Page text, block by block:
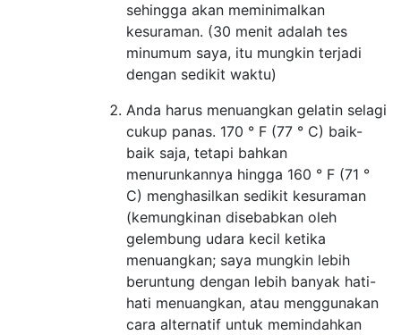
sehingga akan meminimalkan
kesuraman. (30 menit adalah tes
minumum saya, itu mungkin terjadi
dengan sedikit waktu)
Anda harus menuangkan gelatin selagi
cukup panas. 170 ° F (77 ° C) baik-
baik saja, tetapi bahkan
menurunkannya hingga 160 ° F (71 °
C) menghasilkan sedikit kesuraman
(kemungkinan disebabkan oleh
gelembung udara kecil ketika
menuangkan; saya mungkin lebih
beruntung dengan lebih banyak hati-
hati menuangkan, atau menggunakan
cara alternatif untuk memindahkan